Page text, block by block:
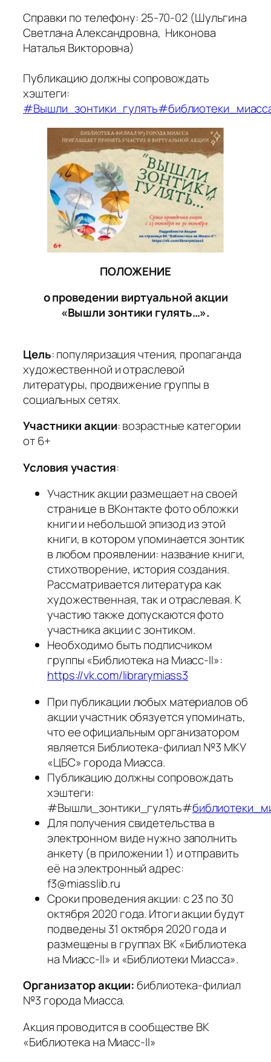
Справки по телефону: 25-70-02 (Шульгина
Светлана Александровна, Никонова
Наталья Викторовна)
Публикацию должны сопровождать
хэштеги:
#Вышли_зонтики_гулять
ПОЛОЖЕНИЕ
о проведении виртуальной акции
«Вышли зонтики гулять…».
Цель: популяризация чтения, пропаганда
художественной и отраслевой
литературы, продвижение группы в
социальных сетях.
Участники акции: возрастные категории
от 6+
Условия участия:
Участник акции размещает на своей
странице в ВКонтакте фото обложки
книги и небольшой эпизод из этой
книги, в котором упоминается зонтик
в любом проявлении: название книги,
стихотворение, история создания.
Рассматривается литература как
художественная, так и отраслевая. К
участию также допускаются фото
участника акции с зонтиком.
Необходимо быть подписчиком
группы «Библиотека на Миасс-II»:
https://vk.com/librarymiass3
При публикации любых материалов об
акции участник обязуется упоминать,
что ее официальным организатором
является Библиотека-филиал №3 МКУ
«ЦБС» города Миасса.
Публикацию должны сопровождать
хэштеги:
#Вышли_зонтики_гулять#
Для получения свидетельства в
электронном виде нужно заполнить
анкету (в приложении 1) и отправить
её на электронный адрес:
f3@miasslib.ru
Сроки проведения акции: с 23 по 30
октября 2020 года. Итоги акции будут
подведены 31 октября 2020 года и
размещены в группах ВК «Библиотека
на Миасс-II» и «Библиотеки Миасса».
Организатор акции:библиотека-филиал
№3 города Миасса.
Акция проводится в сообществе ВК
«Библиотека на Миасс-II»